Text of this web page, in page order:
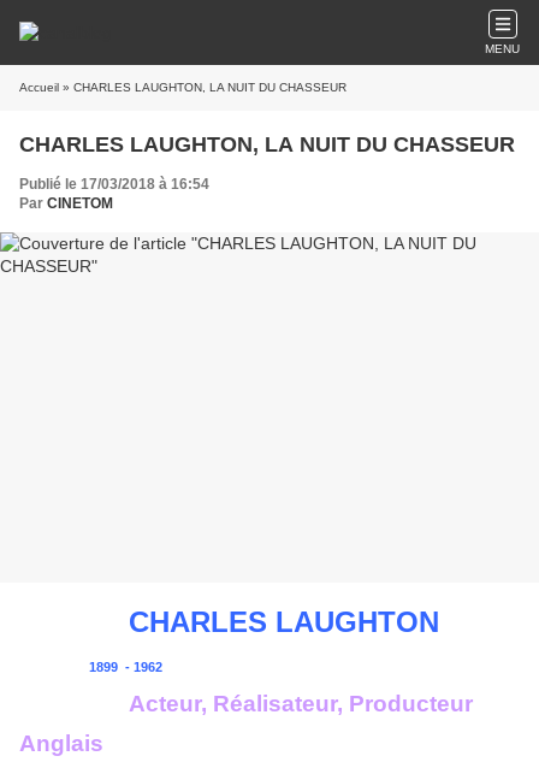
MENU
Accueil » CHARLES LAUGHTON, LA NUIT DU CHASSEUR
CHARLES LAUGHTON, LA NUIT DU CHASSEUR
Publié le 17/03/2018 à 16:54
Par CINETOM
CHARLES LAUGHTON
1899 - 1962
Acteur, Réalisateur, Producteur
Anglais